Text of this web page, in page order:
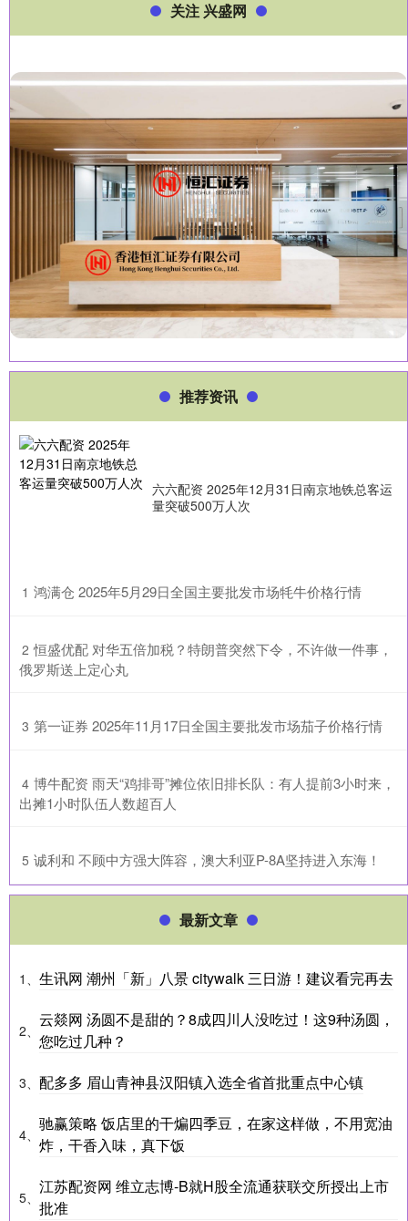
关注 兴盛网
推荐资讯
六六配资 2025年12月31日南京地铁总客运
量突破500万人次
1 ​鸿满仓 2025年5月29日全国主要批发市场牦牛价格行情
2 ​恒盛优配 对华五倍加税？特朗普突然下令，不许做一件事，
俄罗斯送上定心丸
3 ​第一证券 2025年11月17日全国主要批发市场茄子价格行情
4 ​博牛配资 雨天“鸡排哥”摊位依旧排长队：有人提前3小时来，
出摊1小时队伍人数超百人
5 ​诚利和 不顾中方强大阵容，澳大利亚P-8A坚持进入东海！
最新文章
1、 生讯网 潮州「新」八景 citywalk 三日游！建议看完再去
2、
云燚网 汤圆不是甜的？8成四川人没吃过！这9种汤圆，
您吃过几种？
3、 配多多 眉山青神县汉阳镇入选全省首批重点中心镇
4、
驰赢策略 饭店里的干煸四季豆，在家这样做，不用宽油
炸，干香入味，真下饭
5、
江苏配资网 维立志博-B就H股全流通获联交所授出上市
批准